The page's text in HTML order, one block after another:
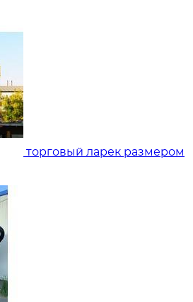
торговый ларек размером